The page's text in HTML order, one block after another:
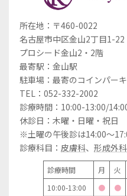
所在地：〒460-0022
名古屋市中区金山2丁目1-22
プロシード金山2・2階
最寄駅：金山駅
駐車場：最寄のコインパー
TEL：052-332-2002
診療時間：10:00-13:00/
休診日：木曜・日曜・祝日
※土曜の午後診は14:00～
診療科目： 皮膚科、 形成外科
診療時間 月 火
10:00-13:00
● ●